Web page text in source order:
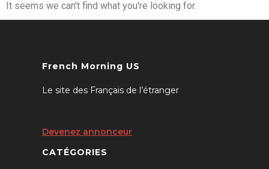
It seems we can't find what you're looking for.
French Morning US
Le site des Français de l’étranger
Devenez annonceur
CATÉGORIES